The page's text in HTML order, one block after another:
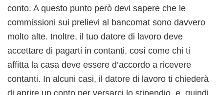
conto. A questo punto però devi sapere che le
commissioni sui prelievi al bancomat sono davvero
molto alte. Inoltre, il tuo datore di lavoro deve
accettare di pagarti in contanti, così come chi ti
affitta la casa deve essere d’accordo a ricevere
contanti. In alcuni casi, il datore di lavoro ti chiederà